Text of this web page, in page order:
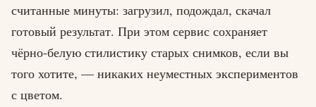
считанные минуты: загрузил, подождал, скачал
готовый результат. При этом сервис сохраняет
чёрно-белую стилистику старых снимков, если вы
того хотите, — никаких неуместных экспериментов
с цветом.